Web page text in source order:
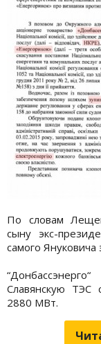
По словам
сыну экс-
самого
Славянскую ТЭС
2880 МВт.